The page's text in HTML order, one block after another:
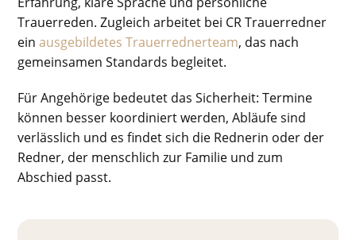
Trauerreden. Zugleich arbeitet bei CR Trauerredner
einausgebildetes Trauerrednerteam, das nach
gemeinsamen Standards begleitet.
Für Angehörige bedeutet das Sicherheit: Termine
können besser koordiniert werden, Abläufe sind
verlässlich und es findet sich die Rednerin oder der
Redner, der menschlich zur Familie und zum
Abschied passt.